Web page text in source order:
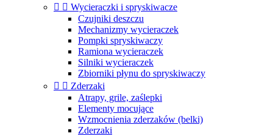
  Wycieraczki i spryskiwacze
Czujniki deszczu
Mechanizmy wycieraczek
Pompki spryskiwaczy
Ramiona wycieraczek
Silniki wycieraczek
Zbiorniki płynu do spryskiwaczy
  Zderzaki
Atrapy, grile, zaślepki
Elementy mocujące
Wzmocnienia zderzaków (belki)
Zderzaki